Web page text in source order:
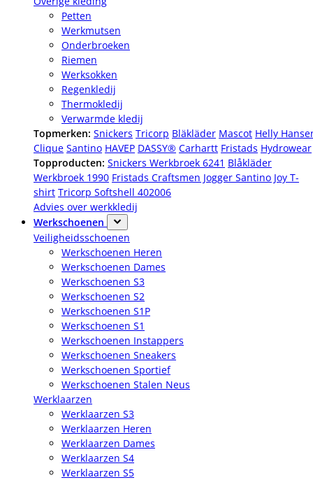
Petten
Werkmutsen
Onderbroeken
Riemen
Werksokken
Regenkledij
Thermokledij
Verwarmde kledij
Topmerken: Snickers Tricorp Bläkläder Mascot Helly
Clique Santino HAVEP DASSY® Carhartt Fristads Hydrowear
Topproducten: Snickers Werkbroek 6241 Blåkläder
Werkbroek 1990 Fristads Craftsmen Jogger Santino Joy T-
shirt Tricorp Softshell 402006
Advies over werkkledij
Werkschoenen
Veiligheidsschoenen
Werkschoenen Heren
Werkschoenen Dames
Werkschoenen S3
Werkschoenen S2
Werkschoenen S1P
Werkschoenen S1
Werkschoenen Instappers
Werkschoenen Sneakers
Werkschoenen Sportief
Werkschoenen Stalen Neus
Werklaarzen
Werklaarzen S3
Werklaarzen Heren
Werklaarzen Dames
Werklaarzen S4
Werklaarzen S5